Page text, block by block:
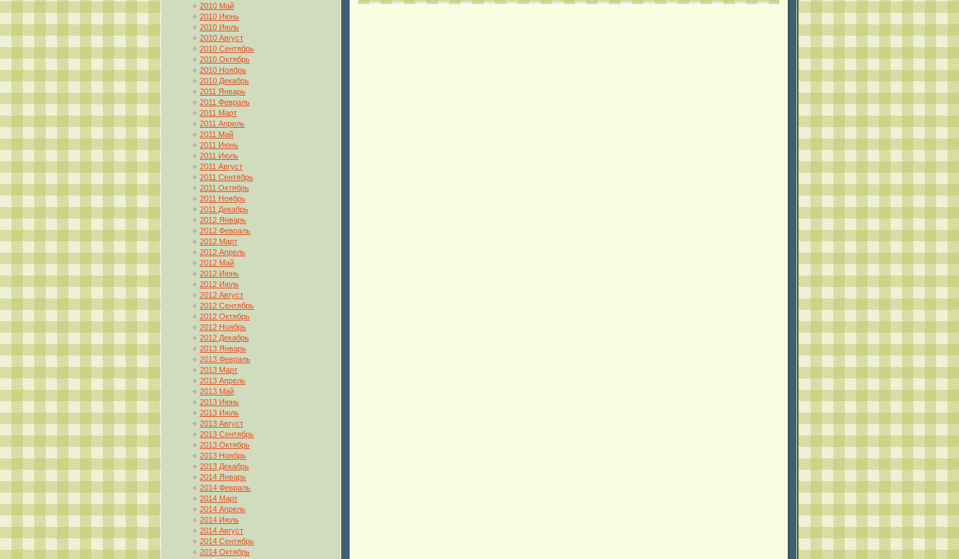
2010 Май
2010 Июнь
2010 Июль
2010 Август
2010 Сентябрь
2010 Октябрь
2010 Ноябрь
2010 Декабрь
2011 Январь
2011 Февраль
2011 Март
2011 Апрель
2011 Май
2011 Июнь
2011 Июль
2011 Август
2011 Сентябрь
2011 Октябрь
2011 Ноябрь
2011 Декабрь
2012 Январь
2012 Февраль
2012 Март
2012 Апрель
2012 Май
2012 Июнь
2012 Июль
2012 Август
2012 Сентябрь
2012 Октябрь
2012 Ноябрь
2012 Декабрь
2013 Январь
2013 Февраль
2013 Март
2013 Апрель
2013 Май
2013 Июнь
2013 Июль
2013 Август
2013 Сентябрь
2013 Октябрь
2013 Ноябрь
2013 Декабрь
2014 Январь
2014 Февраль
2014 Март
2014 Апрель
2014 Июль
2014 Август
2014 Сентябрь
2014 Октябрь